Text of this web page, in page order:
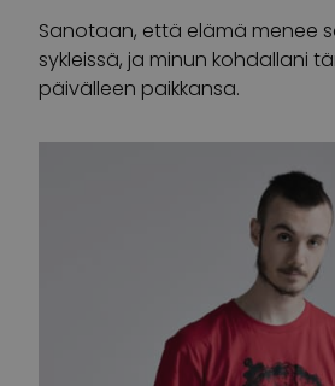
Sanotaan, että elämä menee
sykleissä, ja minun kohdallani
päivälleen paikkansa.